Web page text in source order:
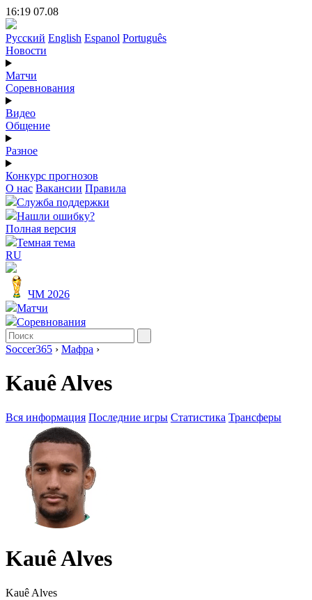
16:19 07.08
Русский English Espanol Português
Новости
Матчи
Соревнования
Видео
Общение
Разное
Конкурс прогнозов
О нас Вакансии Правила
Служба поддержки
Нашли ошибку?
Полная версия
Темная тема
RU
ЧМ 2026
Матчи
Соревнования
Soccer365 › Мафра ›
Kauê Alves
Вся информация Последние игры Статистика Трансферы
Kauê Alves
Kauê Alves